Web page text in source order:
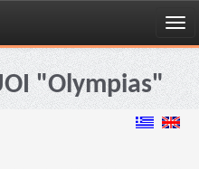
"Olympias"